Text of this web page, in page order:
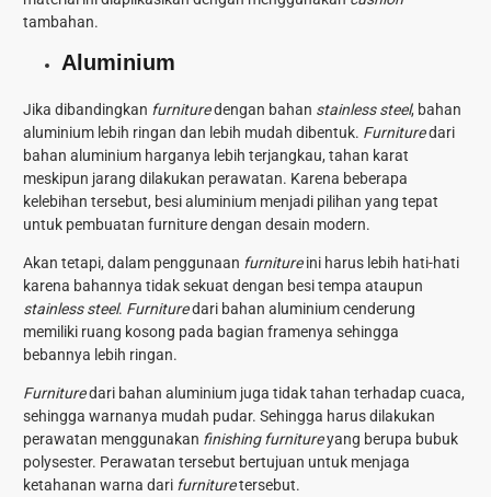
tambahan.
Aluminium
Jika dibandingkan furnituredengan bahan stainless steel, bahan
aluminium lebih ringan dan lebih mudah dibentuk. Furnituredari
bahan aluminium harganya lebih terjangkau, tahan karat
meskipun jarang dilakukan perawatan. Karena beberapa
kelebihan tersebut, besi aluminium menjadi pilihan yang tepat
untuk pembuatan furniture dengan desain modern.
Akan tetapi, dalam penggunaan furnitureini harus lebih hati-hati
karena bahannya tidak sekuat dengan besi tempa ataupun
stainless steel. Furnituredari bahan aluminium cenderung
memiliki ruang kosong pada bagian framenya sehingga
bebannya lebih ringan.
Furnituredari bahan aluminium juga tidak tahan terhadap cuaca,
sehingga warnanya mudah pudar. Sehingga harus dilakukan
perawatan menggunakan finishing furnitureyang berupa bubuk
polysester. Perawatan tersebut bertujuan untuk menjaga
ketahanan warna dari furnituretersebut.